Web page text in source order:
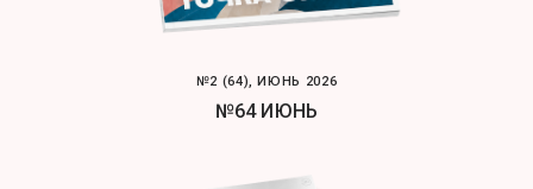
№2 (64), ИЮНЬ 2026
№64 ИЮНЬ